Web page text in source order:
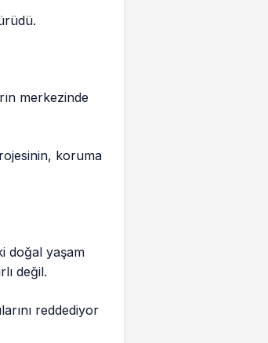
merkezinde
koruma
doğal yaşam
değil.
reddediyor